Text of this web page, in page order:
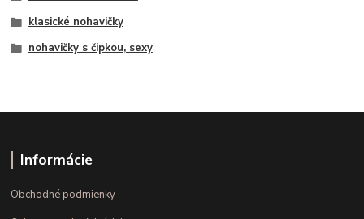
klasické nohavičky
nohavičky s čipkou, sexy
Informácie
Obchodné podmienky